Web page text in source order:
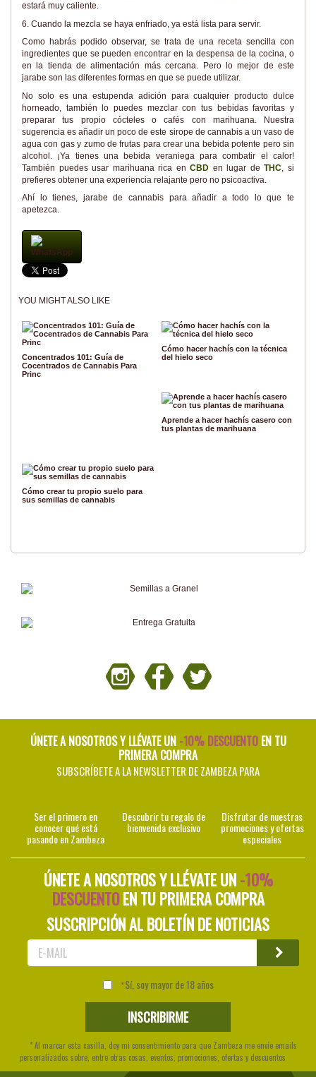
estará muy caliente.
6. Cuando la mezcla se haya enfriado, ya está lista para servir.
Como habrás podido observar, se trata de una receta sencilla con
ingredientes que se pueden encontrar en la despensa de la cocina, o
en la tienda de alimentación más cercana. Pero lo mejor de este
jarabe son las diferentes formas en que se puede utilizar.
No solo es una estupenda adición para cualquier producto dulce
horneado, también lo puedes mezclar con tus bebidas favoritas y
preparar tus propio cócteles o cafés con marihuana. Nuestra
sugerencia es añadir un poco de este sirope de cannabis a un vaso de
agua con gas y zumo de frutas para crear una bebida potente pero sin
alcohol. ¡Ya tienes una bebida veraniega para combatir el calor!
También puedes usar marihuana rica enCBD en lugar de THC , si
prefieres obtener una experiencia relajante pero no psicoactiva.
Ahí lo tienes, jarabe de cannabis para añadir a todo lo que te
apetezca.
WhatsApp
YOU MIGHT ALSO LIKE
Concentrados 101: Guía de
Cocentrados de Cannabis Para
Princ
Cómo hacer hachís con la técnica
del hielo seco
Aprende a hacer hachís casero con
tus plantas de marihuana
Cómo crear tu propio suelo para
sus semillas de cannabis
ÚNETE A NOSOTROS Y LLÉVATE UN -10% DESCUENTOEN TU
PRIMERA COMPRA
SUBSCRÍBETE A LA NEWSLETTER DE ZAMBEZA PARA
Ser el primero en
conocer qué está
pasando en Zambeza
Descubrir tu regalo de
bienvenida exclusivo
Disfrutar de nuestras
promociones y ofertas
especiales
ÚNETE A NOSOTROS Y LLÉVATE UN-10%
DESCUENTOEN TU PRIMERA COMPRA
SUSCRIPCIÓN AL BOLETÍN DE NOTICIAS
Sí, soy mayor de 18 años
* Al marcar esta casilla, doy mi consentimiento para que Zambeza me envíe emails
personalizados sobre, entre otras cosas, eventos, promociones, ofertas y descuentos